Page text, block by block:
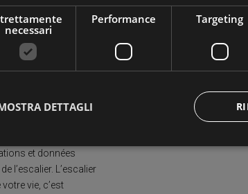
ont une CAPACITÉ DE CHARGE
kg/m², garantissant une solidité
uniques dans le secteur.
se chargeront de
et données
l’escalier. L’escalier
vie, c’est
necessari
Performance Targeting
DETTAGLI
Strettamente necessari